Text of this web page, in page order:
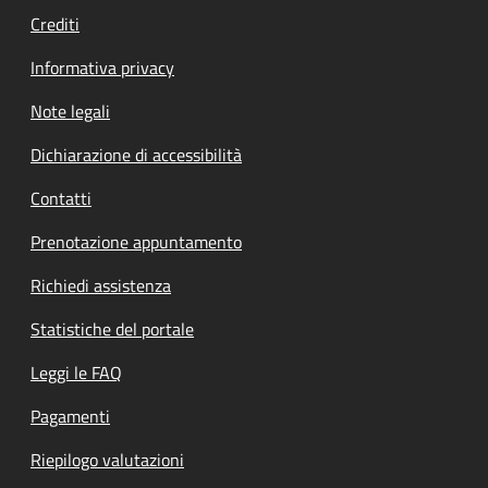
Crediti
Informativa privacy
Note legali
Dichiarazione di accessibilità
Contatti
Prenotazione appuntamento
Richiedi assistenza
Statistiche del portale
Leggi le FAQ
Pagamenti
Riepilogo valutazioni